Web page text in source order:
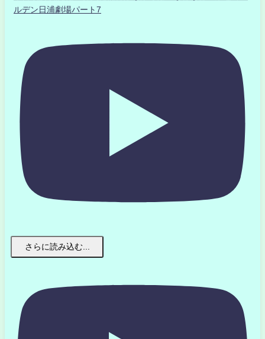
ルデン日浦劇場パート7
さらに読み込む...